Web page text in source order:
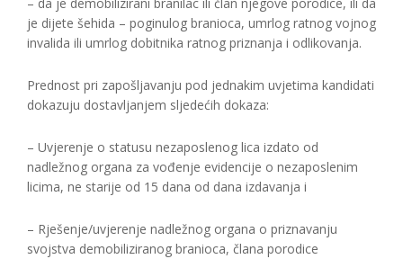
je dijete šehida – poginulog branioca, umrlog ratnog vojnog
invalida ili umrlog dobitnika ratnog priznanja i odlikovanja.
Prednost pri zapošljavanju pod jednakim uvjetima kandidati
dokazuju dostavljanjem sljedećih dokaza:
– Uvjerenje o statusu nezaposlenog lica izdato od
nadležnog organa za vođenje evidencije o nezaposlenim
licima, ne starije od 15 dana od dana izdavanja i
– Rješenje/uvjerenje nadležnog organa o priznavanju
svojstva demobiliziranog branioca, člana porodice